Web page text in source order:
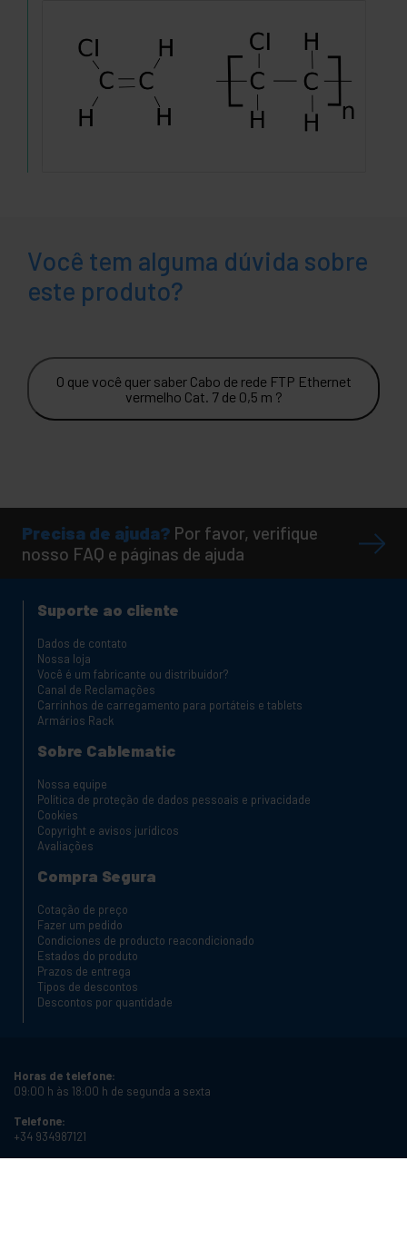
Você tem alguma dúvida sobre
este produto?
O que você quer saber Cabo de rede FTP Ethernet
vermelho Cat. 7 de 0,5 m ?
Precisa de ajuda? Por favor, verifique
nosso FAQ e páginas de ajuda
Suporte ao cliente
Dados de contato
Nossa loja
Você é um fabricante ou distribuidor?
Canal de Reclamações
Carrinhos de carregamento para portáteis e tablets
Armários Rack
Sobre Cablematic
Nossa equipe
Política de proteção de dados pessoais e privacidade
Cookies
Copyright e avisos jurídicos
Avaliações
Compra Segura
Cotação de preço
Fazer um pedido
Condiciones de producto reacondicionado
Estados do produto
Prazos de entrega
Tipos de descontos
Descontos por quantidade
Horas de telefone:
09:00 h às 18:00 h de segunda a sexta
Telefone:
+34 934987121